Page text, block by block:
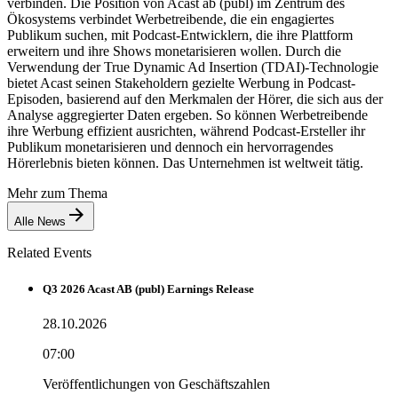
Ökosystems verbindet Werbetreibende, die ein engagiertes
Publikum suchen, mit Podcast-Entwicklern, die ihre Plattform
erweitern und ihre Shows monetarisieren wollen. Durch die
Verwendung der True Dynamic Ad Insertion (TDAI)-Technologie
bietet Acast seinen Stakeholdern gezielte Werbung in Podcast-
Episoden, basierend auf den Merkmalen der Hörer, die sich aus der
Analyse aggregierter Daten ergeben. So können Werbetreibende
ihre Werbung effizient ausrichten, während Podcast-Ersteller ihr
Publikum monetarisieren und dennoch ein hervorragendes
Hörerlebnis bieten können. Das Unternehmen ist weltweit tätig.
Mehr zum Thema
Alle News
Related Events
Q3 2026 Acast AB (publ) Earnings Release
28.10.2026
07:00
Veröffentlichungen von Geschäftszahlen